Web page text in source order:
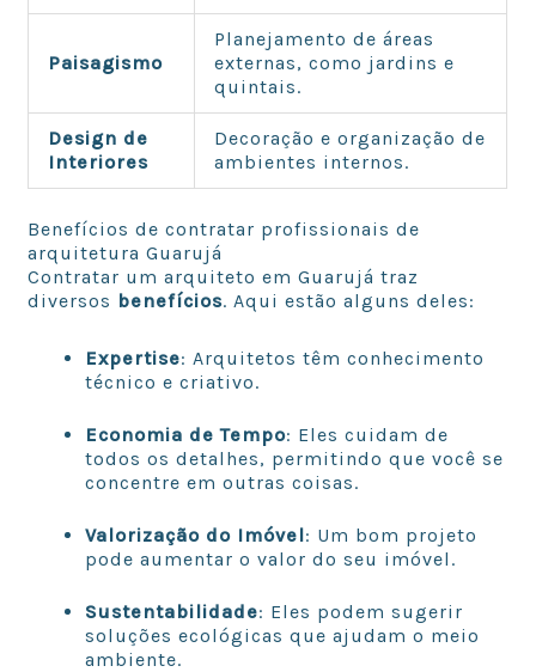
Paisagismo
Planejamento de áreas
externas, como jardins e
quintais.
Design de
Interiores
Decoração e organização de
ambientes internos.
Benefícios de contratar profissionais de
arquitetura Guarujá
Contratar um arquiteto em Guarujá traz
diversos benefícios. Aqui estão alguns deles:
Expertise: Arquitetos têm conhecimento
técnico e criativo.
Economia de Tempo: Eles cuidam de
todos os detalhes, permitindo que você se
concentre em outras coisas.
Valorização do Imóvel: Um bom projeto
pode aumentar o valor do seu imóvel.
Sustentabilidade: Eles podem sugerir
soluções ecológicas que ajudam o meio
ambiente.